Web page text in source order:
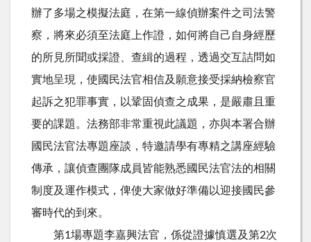
辦了多場之模擬法庭，在第一線偵辦案件之司法警
察，將來必須至法庭上作證，如何將自己自身經歷
的所見所聞或採證、查緝的過程，透過交互詰問如
實地呈現，使國民法官相信及願意接受採納檢察官
起訴之犯罪事實，以鞏固偵查之成果，是嚴肅且重
要的課題。法務部非常重視此議題，亦與本署合辦
國民法官法專題座談，特邀請學有專精之講座經驗
傳承，讓偵查團隊成員皆能熟悉國民法官法的相關
制度及運作模式，俾使大家做好準備以迎接國民參
審時代的到來。
第1場專題李嘉興法官，係從證據慎選及第2次